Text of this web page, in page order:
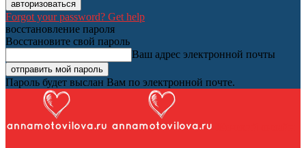
Forgot your password? Get help
восстановление пароля
Восстановите свой пароль
Ваш адрес электронной почты
Пароль будет выслан Вам по электронной почте.